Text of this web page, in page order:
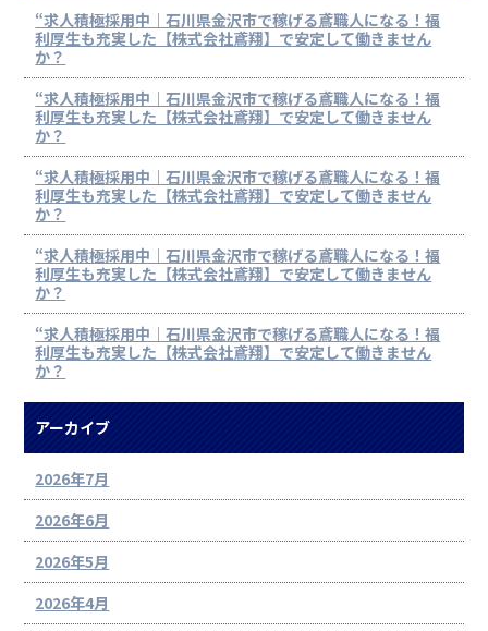
“求人積極採用中｜石川県金沢市で稼げる鳶職人になる！福
利厚生も充実した【株式会社鳶翔】で安定して働きません
か？
“求人積極採用中｜石川県金沢市で稼げる鳶職人になる！福
利厚生も充実した【株式会社鳶翔】で安定して働きません
か？
“求人積極採用中｜石川県金沢市で稼げる鳶職人になる！福
利厚生も充実した【株式会社鳶翔】で安定して働きません
か？
“求人積極採用中｜石川県金沢市で稼げる鳶職人になる！福
利厚生も充実した【株式会社鳶翔】で安定して働きません
か？
“求人積極採用中｜石川県金沢市で稼げる鳶職人になる！福
利厚生も充実した【株式会社鳶翔】で安定して働きません
か？
アーカイブ
2026年7月
2026年6月
2026年5月
2026年4月